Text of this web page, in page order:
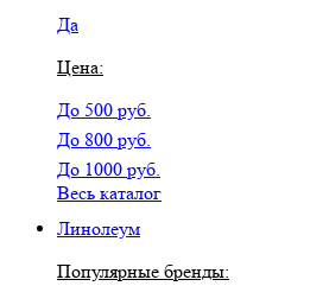
Да
Цена:
До 500 руб.
До 800 руб.
До 1000 руб.
Весь каталог
Линолеум
Популярные бренды: